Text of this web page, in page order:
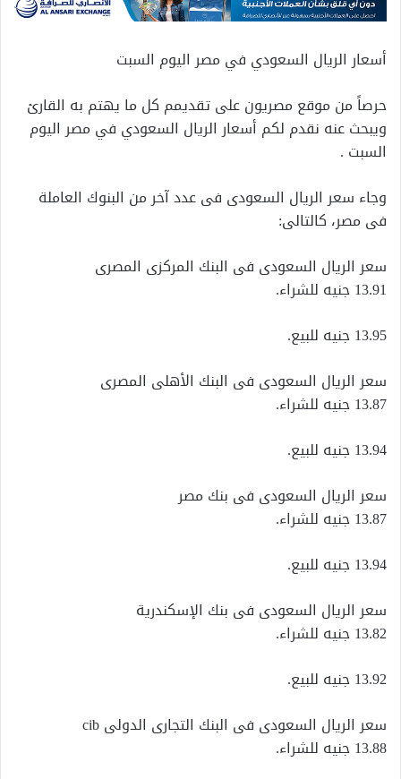
أسعار الريال السعودي في مصر اليوم السبت
حرصاً من موقع مصريون على تقديمم كل ما يهتم به القارئ
ويبحث عنه نقدم لكم أسعار الريال السعودي في مصر اليوم
السبت .
وجاء سعر الريال السعودى فى عدد آخر من البنوك العاملة
فى مصر، كالتالى:
سعر الريال السعودى فى البنك المركزى المصرى
13.91 جنيه للشراء.
13.95 جنيه للبيع.
سعر الريال السعودى فى البنك الأهلى المصرى
13.87 جنيه للشراء.
13.94 جنيه للبيع.
سعر الريال السعودى فى بنك مصر
13.87 جنيه للشراء.
13.94 جنيه للبيع.
سعر الريال السعودى فى بنك الإسكندرية
13.82 جنيه للشراء.
13.92 جنيه للبيع.
سعر الريال السعودى فى البنك التجارى الدولى cib
13.88 جنيه للشراء.